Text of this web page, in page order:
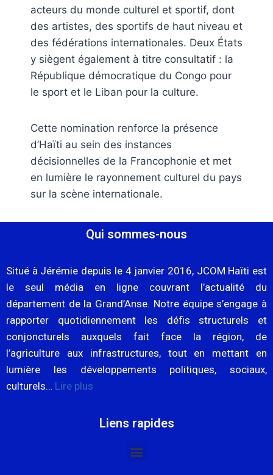
acteurs du monde culturel et sportif, dont
des artistes, des sportifs de haut niveau et
des fédérations internationales. Deux États
y siègent également à titre consultatif : la
République démocratique du Congo pour
le sport et le Liban pour la culture.
Cette nomination renforce la présence
d’Haïti au sein des instances
décisionnelles de la Francophonie et met
en lumière le rayonnement culturel du pays
sur la scène internationale.
Qui sommes-nous
Situé à Jérémie depuis le 4 janvier 2016, JCOM Haïti est
le seul média en ligne couvrant l’actualité du
département de la Grand’Anse. Notre équipe s’engage à
rapporter quotidiennement les défis structurels et
conjoncturels auxquels fait face la région, de
l’agriculture aux infrastructures, tout en mettant en
lumière les développements politiques, sociaux,
culturels… Lire plus
Liens rapides